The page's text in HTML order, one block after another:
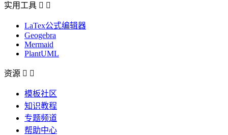
实用工具  
LaTex公式编辑器
Geogebra
Mermaid
PlantUML
资源  
模板社区
知识教程
专题频道
帮助中心